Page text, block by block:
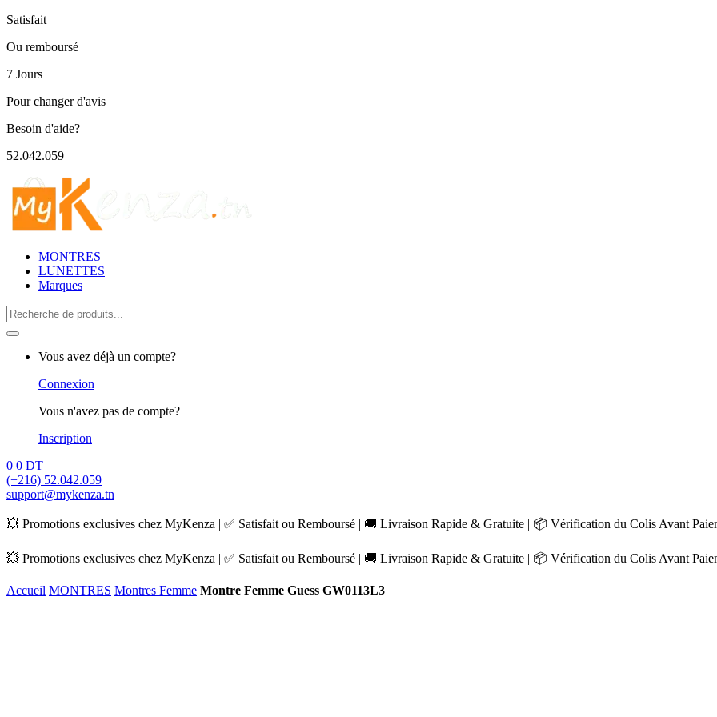
Satisfait
Ou remboursé
7 Jours
Pour changer d'avis
Besoin d'aide?
52.042.059
MONTRES
LUNETTES
Marques
Search
for:
Vous avez déjà un compte?
Connexion
Vous n'avez pas de compte?
Inscription
0 0 DT
(+216) 52.042.059
support@mykenza.tn
💥 Promotions exclusives chez MyKenza | ✅ Satisfait ou Remboursé | 🚚 Livraison Rapide & Gratuite | 📦 Vérification du Colis Avant
💥 Promotions exclusives chez MyKenza | ✅ Satisfait ou Remboursé | 🚚 Livraison Rapide & Gratuite | 📦 Vérification du Colis Avant
Accueil MONTRES Montres Femme Montre Femme Guess GW0113L3